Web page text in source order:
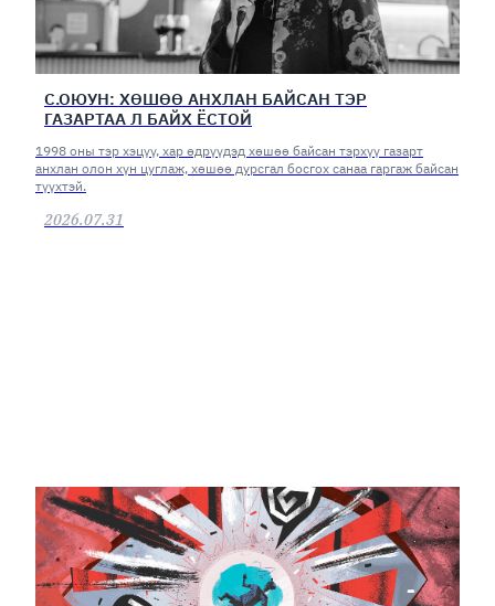
С.ОЮУН: ХӨШӨӨ АНХЛАН БАЙСАН ТЭР
ГАЗАРТАА Л БАЙХ ЁСТОЙ
1998 оны тэр хэцүү, хар өдрүүдэд хөшөө байсан тэрхүү газарт
анхлан олон хүн цуглаж, хөшөө дурсгал босгох санаа гаргаж байсан
түүхтэй.
2026.07.31